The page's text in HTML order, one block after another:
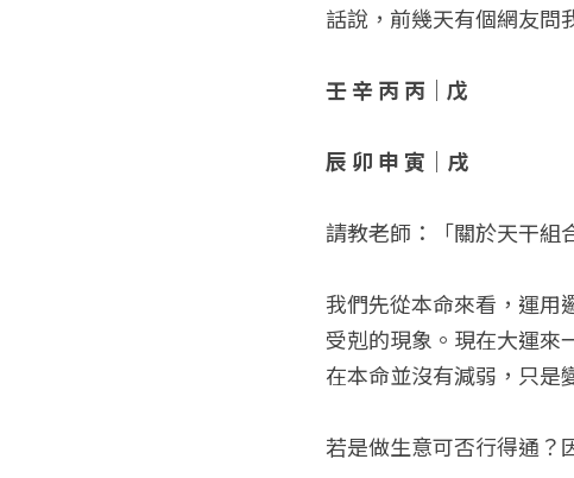
話說，前幾天有個網友問
壬 辛 丙 丙｜戊
辰 卯 申 寅｜戌
請教老師：「關於天干組
我們先從本命來看，運用
受剋的現象。現在大運來
在本命並沒有減弱，只是
若是做生意可否行得通？